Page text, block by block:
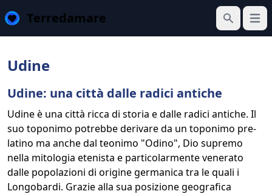
Terredamare
Cerca
Apri
Udine
Udine: una città dalle radici antiche
Udine è una città ricca di storia e dalle radici antiche. Il
suo toponimo potrebbe derivare da un toponimo pre-
latino ma anche dal teonimo "Odino", Dio supremo
nella mitologia etenista e particolarmente venerato
dalle popolazioni di origine germanica tra le quali i
Longobardi. Grazie alla sua posizione geografica